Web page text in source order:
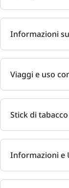
Informazioni
Viaggi e uso
Stick di
Informazioni e